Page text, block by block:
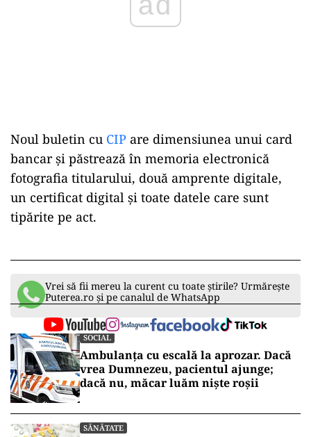
Noul buletin cu CIP are dimensiunea unui card
bancar și păstrează în memoria electronică
fotografia titularului, două amprente digitale,
un certificat digital și toate datele care sunt
tipărite pe act.
Vrei să fii mereu la curent cu toate știrile? Urmărește
Puterea.ro și pe canalul de WhatsApp
SOCIAL
Ambulanța cu escală la aprozar. Dacă
vrea Dumnezeu, pacientul ajunge;
dacă nu, măcar luăm niște roșii
SĂNĂTATE